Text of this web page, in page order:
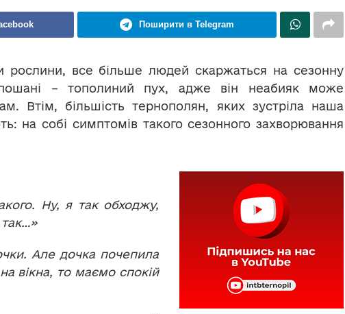
Поширити в Telegram
рослини, все більше людей скаржаться на сезонну
– тополиний пух, адже він неабияк може
Втім, більшість тернополян, яких зустріла наша
на собі симптомів такого сезонного захворювання
Ну, я так обходжу,
Але дочка почепила
на вікна, то маємо спокій